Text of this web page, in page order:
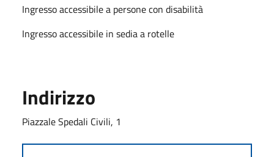
Ingresso accessibile a persone con disabilità
Ingresso accessibile in sedia a rotelle
Indirizzo
Piazzale Spedali Civili, 1